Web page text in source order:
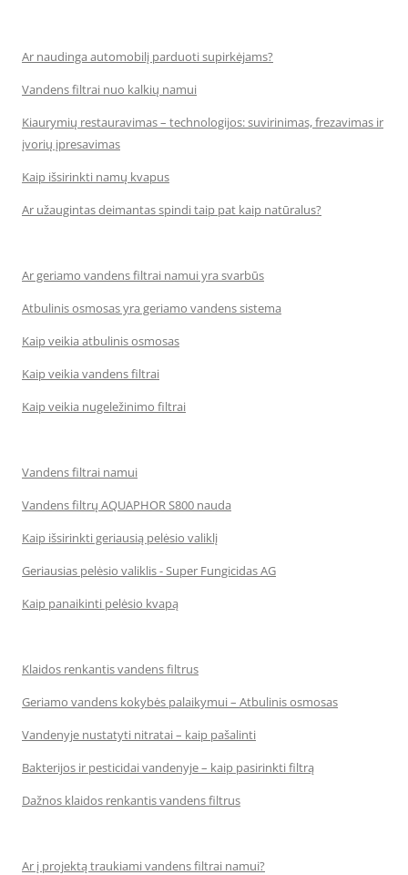
Ar naudinga automobilį parduoti supirkėjams?
Vandens filtrai nuo kalkių namui
Kiaurymių restauravimas – technologijos: suvirinimas, frezavimas ir
įvorių įpresavimas
Kaip išsirinkti namų kvapus
Ar užaugintas deimantas spindi taip pat kaip natūralus?
Ar geriamo vandens filtrai namui yra svarbūs
Atbulinis osmosas yra geriamo vandens sistema
Kaip veikia atbulinis osmosas
Kaip veikia vandens filtrai
Kaip veikia nugeležinimo filtrai
Vandens filtrai namui
Vandens filtrų AQUAPHOR S800 nauda
Kaip išsirinkti geriausią pelėsio valiklį
Geriausias pelėsio valiklis - Super Fungicidas AG
Kaip panaikinti pelėsio kvapą
Klaidos renkantis vandens filtrus
Geriamo vandens kokybės palaikymui – Atbulinis osmosas
Vandenyje nustatyti nitratai – kaip pašalinti
Bakterijos ir pesticidai vandenyje – kaip pasirinkti filtrą
Dažnos klaidos renkantis vandens filtrus
Ar į projektą traukiami vandens filtrai namui?